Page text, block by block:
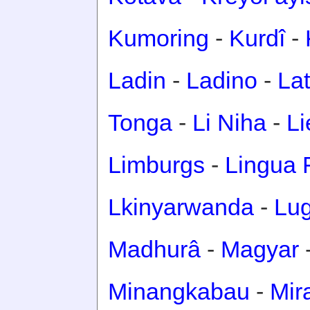
Kumoring - Kurdî-
Ladin - Ladino -
Tonga - Li Niha -
Limburgs - Lingua
Lkinyarwanda -
Madhurâ - Magyar
Minangkabau -